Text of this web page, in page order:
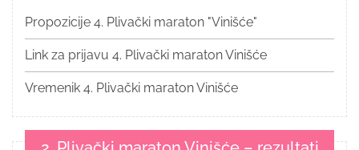
Propozicije 4. Plivački maraton "Vinišće"
Link za prijavu 4. Plivački maraton Vinišće
Vremenik 4. Plivački maraton Vinišće